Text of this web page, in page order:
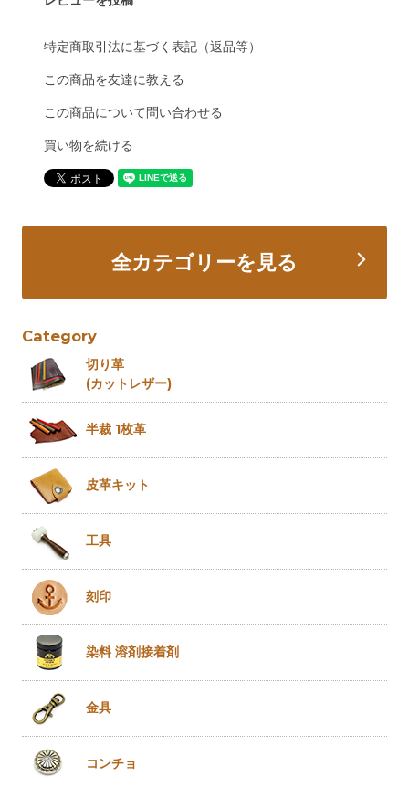
特定商取引法に基づく表記（返品等）
この商品を友達に教える
この商品について問い合わせる
買い物を続ける
全カテゴリーを見る
Category
切り革
(カットレザー)
半裁 1枚革
皮革キット
工具
刻印
染料 溶剤接着剤
金具
コンチョ